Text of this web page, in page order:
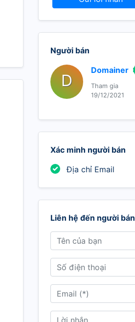
Người bán
D
Domainer
Tham gia
19/12/2021
Xác minh người bán
Địa chỉ Email
Liên hệ đến người bán